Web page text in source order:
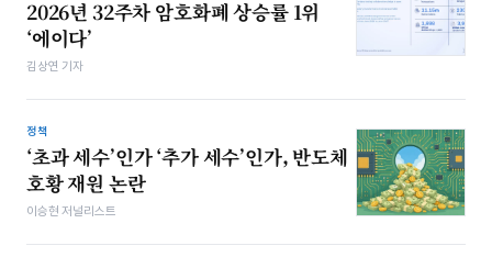
2026년 32주차 암호화폐 상승률 1위
‘에이다’
김상연 기자
정책
‘초과 세수’인가 ‘추가 세수’인가, 반도체
호황 재원 논란
이승현 저널리스트